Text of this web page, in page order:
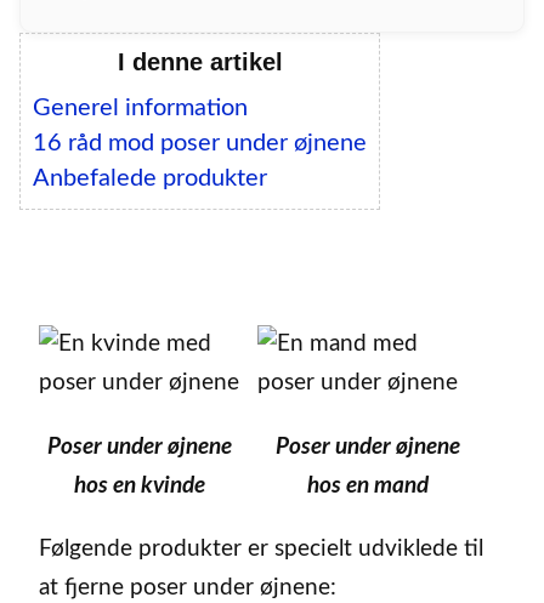
I denne artikel
Generel information
16 råd mod poser under øjnene
Anbefalede produkter
Poser under øjnene
hos en kvinde
Poser under øjnene
hos en mand
Følgende produkter er specielt udviklede til
at fjerne poser under øjnene: